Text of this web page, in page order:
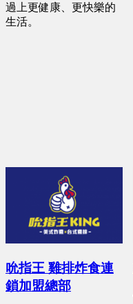
過上更健康、更快樂的
生活。
吮指王 雞排炸食連
鎖加盟總部